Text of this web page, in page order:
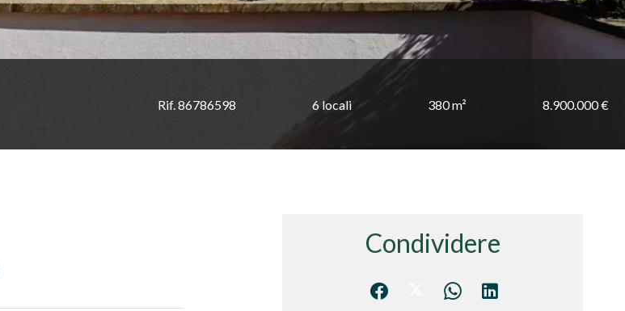
Rif. 86786598 6 locali 380 m² 8.900.000 €
Condividere